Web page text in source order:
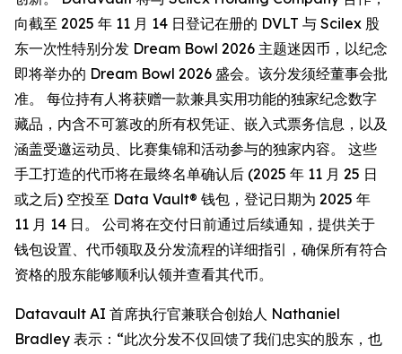
向截至 2025 年 11 月 14 日登记在册的 DVLT 与 Scilex 股
东一次性特别分发 Dream Bowl 2026 主题迷因币，以纪念
即将举办的 Dream Bowl 2026 盛会。该分发须经董事会批
准。 每位持有人将获赠一款兼具实用功能的独家纪念数字
藏品，内含不可篡改的所有权凭证、嵌入式票务信息，以及
涵盖受邀运动员、比赛集锦和活动参与的独家内容。 这些
手工打造的代币将在最终名单确认后 (2025 年 11 月 25 日
或之后) 空投至 Data Vault® 钱包，登记日期为 2025 年
11 月 14 日。 公司将在交付日前通过后续通知，提供关于
钱包设置、代币领取及分发流程的详细指引，确保所有符合
资格的股东能够顺利认领并查看其代币。
Datavault AI 首席执行官兼联合创始人 Nathaniel
Bradley 表示：“此次分发不仅回馈了我们忠实的股东，也